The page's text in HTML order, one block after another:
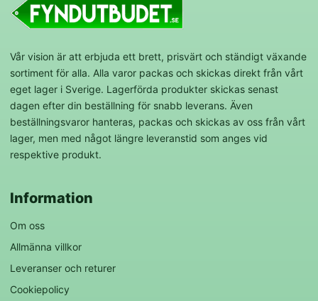
Vår vision är att erbjuda ett brett, prisvärt och ständigt växande
sortiment för alla. Alla varor packas och skickas direkt från vårt
eget lager i Sverige. Lagerförda produkter skickas senast
dagen efter din beställning för snabb leverans. Även
beställningsvaror hanteras, packas och skickas av oss från vårt
lager, men med något längre leveranstid som anges vid
respektive produkt.
Information
Om oss
Allmänna villkor
Leveranser och returer
Cookiepolicy